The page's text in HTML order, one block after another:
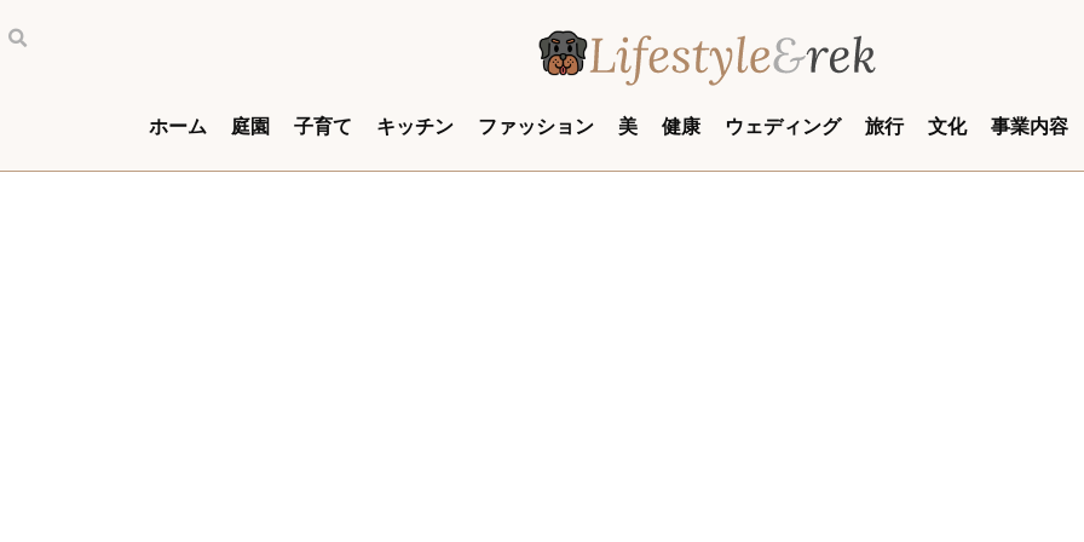
ホーム 庭園 子育て キッチン ファッション 美 健康 ウェディング 旅行 文化 事業内容